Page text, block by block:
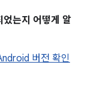
었는지 어떻게 알
버전 확인